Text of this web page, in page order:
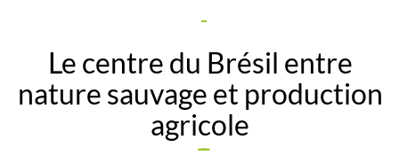
Le centre du Brésil entre
nature sauvage et production
agricole